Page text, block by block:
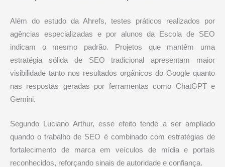
Além do estudo da Ahrefs, testes práticos realizados por
agências especializadas e por alunos da Escola de SEO
indicam o mesmo padrão. Projetos que mantêm uma
estratégia sólida de SEO tradicional apresentam maior
visibilidade tanto nos resultados orgânicos do Google quanto
nas respostas geradas por ferramentas como ChatGPT e
Gemini.
Segundo Luciano Arthur, esse efeito tende a ser ampliado
quando o trabalho de SEO é combinado com estratégias de
fortalecimento de marca em veículos de mídia e portais
reconhecidos, reforçando sinais de autoridade e confiança.